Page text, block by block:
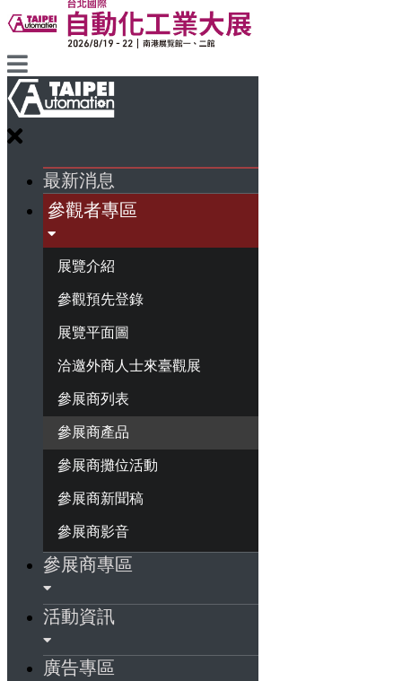
最新消息
參觀者專區
展覽介紹
參觀預先登錄
展覽平面圖
洽邀外商人士來臺觀展
參展商列表
參展商產品
參展商攤位活動
參展商新聞稿
參展商影音
參展商專區
活動資訊
廣告專區